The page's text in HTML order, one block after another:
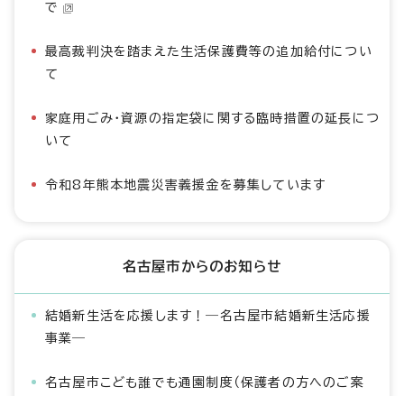
で
最高裁判決を踏まえた生活保護費等の追加給付につい
て
家庭用ごみ・資源の指定袋に関する臨時措置の延長につ
いて
令和8年熊本地震災害義援金を募集しています
名古屋市からのお知らせ
結婚新生活を応援します！―名古屋市結婚新生活応援
事業―
名古屋市こども誰でも通園制度（保護者の方へのご案